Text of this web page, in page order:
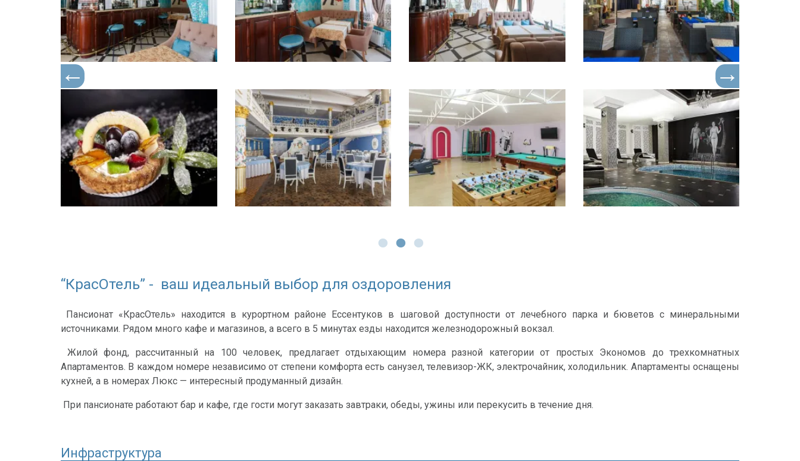
“КрасОтель” - ваш идеальный выбор для оздоровления
Пансионат «КрасОтель» находится в курортном районе Ессентуков в шаговой доступности от лечебного парка и бюветов с минеральными
источниками. Рядом много кафе и магазинов, а всего в 5 минутах езды находится железнодорожный вокзал.
Жилой фонд, рассчитанный на 100 человек, предлагает отдыхающим номера разной категории от простых Экономов до трехкомнатных
Апартаментов. В каждом номере независимо от степени комфорта есть санузел, телевизор-ЖК, электрочайник, холодильник. Апартаменты оснащены
кухней, а в номерах Люкс — интересный продуманный дизайн.
При пансионате работают бар и кафе, где гости могут заказать завтраки, обеды, ужины или перекусить в течение дня.
Инфраструктура